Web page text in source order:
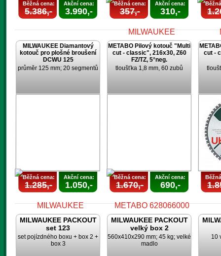
Běžná cena:
5.386,-
Akční cena:
3.990,-
Běžná cena:
357,-
Akční cena:
310,-
MILWAUKEE Diamantový
kotouč pro plošné broušení
DCWU 125
průměr 125 mm; 20 segmentů
Běžná cena:
1.285,-
Akční cena:
1.050,-
METABO Pilový kotouč "Multi
cut - classic", 216x30, Z60
FZ/TZ, 5°neg.
tloušťka 1,8 mm, 60 zubů
Běžná cena:
1.670,-
Akční cena:
690,-
cut -
MILWAUKEE PACKOUT
set 123
set pojízdného boxu + box 2 +
box 3
MILWAUKEE PACKOUT
velký box 2
560x410x290 mm; 45 kg; velké
madlo
10